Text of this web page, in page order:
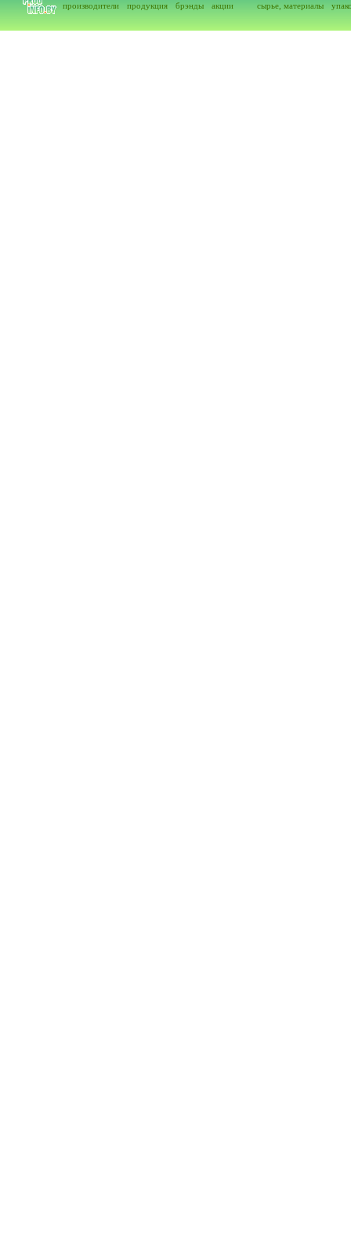
производители продукция брэнды акции сырье, материалы